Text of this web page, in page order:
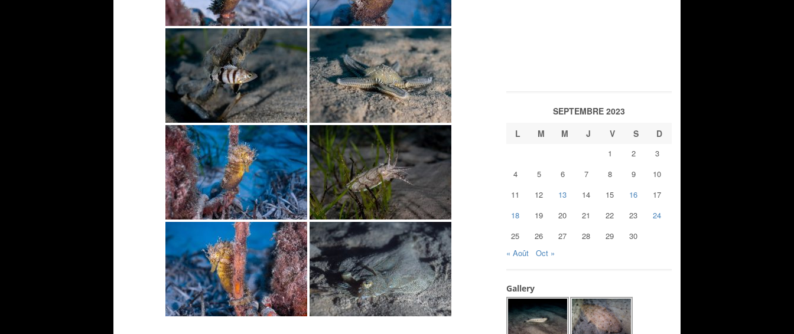
SEPTEMBRE 2023
L
M M J V S D
1 2
3
4
5 6 7 8 9
10
11
12 13 14 15 16
17
18
19 20 21 22 23
24
25
26 27 28 29
30
« Août
Oct »
Gallery